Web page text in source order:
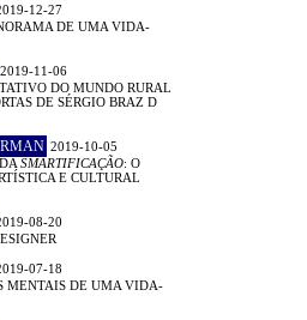
12-27
DE UMA VIDA-
2019-11-06
DO MUNDO RURAL
DE SÉRGIO BRAZ D
2019-10-05
SMARTIFICAÇÃO: O
E CULTURAL
08-20
07-18
MENTAIS DE UMA VIDA-